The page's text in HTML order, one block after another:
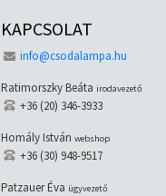
KAPCSOLAT
info@csodalampa.hu
Ratimorszky Beáta irodavezető
+36 (20) 346-3933
Homály István webshop
+36 (30) 948-9517
Patzauer Éva ügyvezető